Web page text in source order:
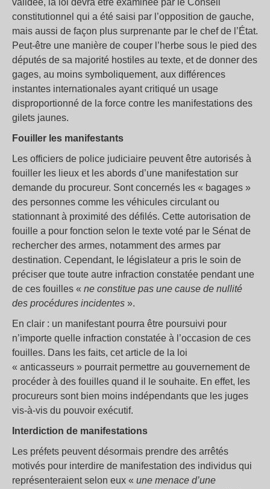
validée, la loi devra être examinée par le Conseil
constitutionnel qui a été saisi par l’opposition de gauche,
mais aussi de façon plus surprenante par le chef de l’État.
Peut-être une manière de couper l’herbe sous le pied des
députés de sa majorité hostiles au texte, et de donner des
gages, au moins symboliquement, aux différences
instantes internationales ayant critiqué un usage
disproportionné de la force contre les manifestations des
gilets jaunes.
Fouiller les manifestants
Les officiers de police judiciaire peuvent être autorisés à
fouiller les lieux et les abords d’une manifestation sur
demande du procureur. Sont concernés les « bagages »
des personnes comme les véhicules circulant ou
stationnant à proximité des défilés. Cette autorisation de
fouille a pour fonction selon le texte voté par le Sénat de
rechercher des armes, notamment des armes par
destination. Cependant, le législateur a pris le soin de
préciser que toute autre infraction constatée pendant une
de ces fouilles « ne constitue pas une cause de nullité
des procédures incidentes ».
En clair : un manifestant pourra être poursuivi pour
n’importe quelle infraction constatée à l’occasion de ces
fouilles. Dans les faits, cet article de la loi
« anticasseurs » pourrait permettre au gouvernement de
procéder à des fouilles quand il le souhaite. En effet, les
procureurs sont bien moins indépendants que les juges
vis-à-vis du pouvoir exécutif.
Interdiction de manifestations
Les préfets peuvent désormais prendre des arrêtés
motivés pour interdire de manifestation des individus qui
représenteraient selon eux « une menace d’une